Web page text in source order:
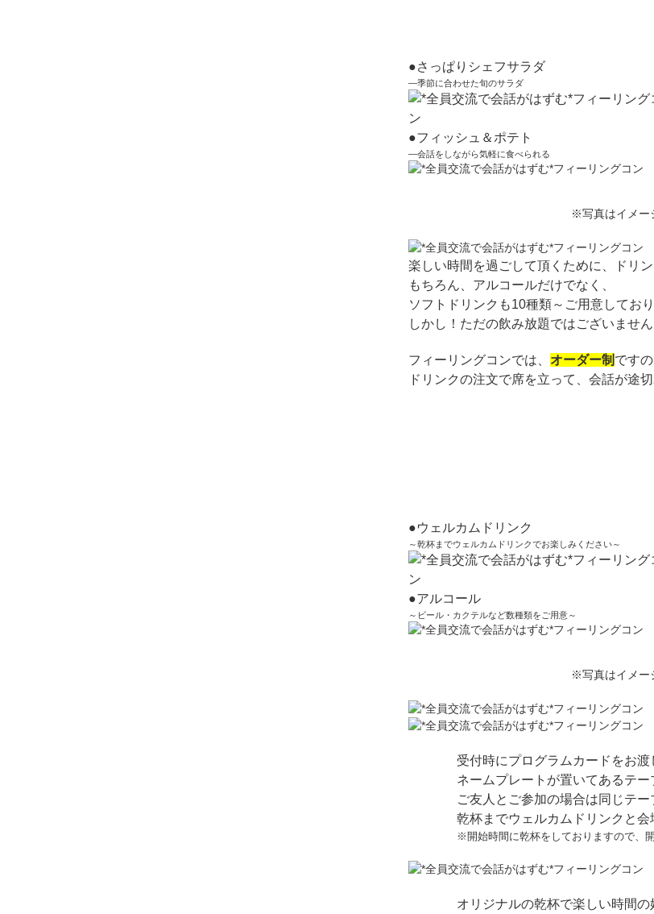
●さっぱりシェフサラダ
―季節に合わせた旬のサラダ
●フィッシュ＆ポテト
―会話をしながら気軽に食べられる
※写真はイメー
楽しい時間を過ごして頂くために、ドリ
もちろん、アルコールだけでなく、
ソフトドリンクも10種類～ご用意してお
しかし！ただの飲み放題ではございません
フィーリングコンでは、 オーダー制 ですの
ドリンクの注文で席を立って、会話が途
●ウェルカムドリンク
～乾杯までウェルカムドリンクでお楽しみください～
●アルコール
～ビール・カクテルなど数種類をご用意～
※写真はイメー
受付時にプログラムカードをお渡
ネームプレートが置いてあるテー
ご友人とご参加の場合は同じテ
乾杯までウェルカムドリンクと会
※開始時間に乾杯をしておりますので、
オリジナルの乾杯で楽しい時間